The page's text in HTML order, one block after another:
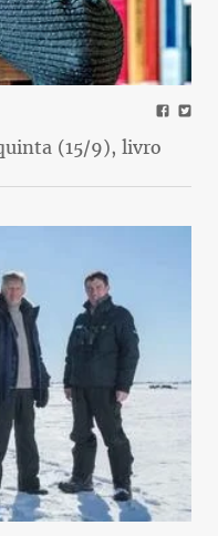
(15/9), livro